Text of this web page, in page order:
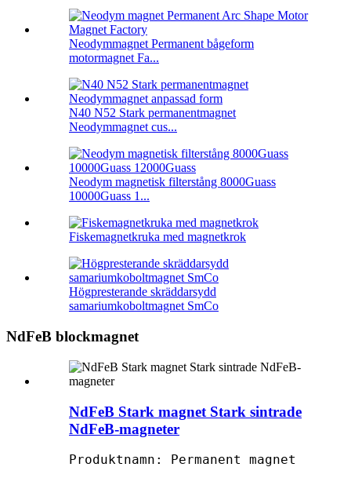
Neodymmagnet Permanent bågeform
motormagnet Fa...
N40 N52 Stark permanentmagnet
Neodymmagnet cus...
Neodym magnetisk filterstång 8000Guass
10000Guass 1...
Fiskemagnetkruka med magnetkrok
Högpresterande skräddarsydd
samariumkoboltmagnet SmCo
NdFeB blockmagnet
NdFeB Stark magnet Stark sintrade
NdFeB-magneter
Produktnamn: Permanent magnet